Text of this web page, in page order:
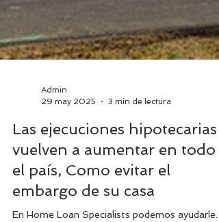
29 may 2025
3 min de lectura
Las ejecuciones hipotecarias
vuelven a aumentar en todo
el país, Como evitar el
embargo de su casa